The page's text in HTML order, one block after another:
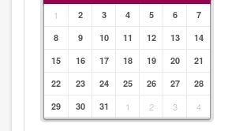
1 2 3 4 5 6
7
8
9 10 11 12 13
14
15
16 17 18 19 20
21
22
23 24 25 26 27
28
29
30 31 1 2 3 4